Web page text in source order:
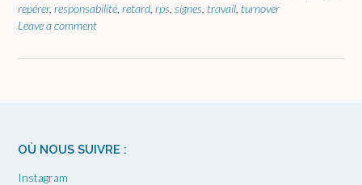
repérer, responsabilité retard rps signes travail turnover
Leave a comment
OÙ NOUS SUIVRE :
Instagram